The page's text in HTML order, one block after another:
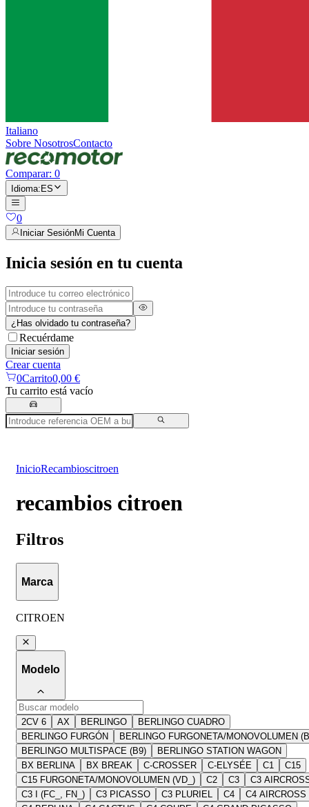
Italiano
Sobre NosotrosContacto
Comparar: 0
Idioma:ES
0
Iniciar SesiónMi Cuenta
Inicia sesión en tu cuenta
¿Has olvidado tu contraseña?
Recuérdame
Iniciar sesión
Crear cuenta
0Carrito0,00 €
Tu carrito está vacío
InicioRecambioscitroen
recambios citroen
Filtros
Marca
CITROEN
Modelo
2CV 6 AX BERLINGO
BERLINGO CUADRO
BERLINGO FURGÓN
BERLINGO FURGONETA/MONOVOLUMEN
BERLINGO MULTISPACE (B9)
BERLINGO STATION WAGON
BX BERLINA
BX BREAK C-CROSSER C-ELYSÉE C1
C15
C15 FURGONETA/MONOVOLUMEN (VD_)
C2 C3
C3
C3 I (FC_, FN_)
C3 PICASSO C3 PLURIEL C4
C4 AIRCROSS